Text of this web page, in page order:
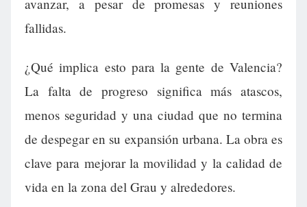
avanzar, a pesar de promesas y reuniones
fallidas.
¿Qué implica esto para la gente de Valencia?
La falta de progreso significa más atascos,
menos seguridad y una ciudad que no termina
de despegar en su expansión urbana. La obra es
clave para mejorar la movilidad y la calidad de
vida en la zona del Grau y alrededores.